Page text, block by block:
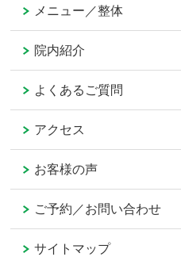
メニュー／整体
院内紹介
よくあるご質問
アクセス
お客様の声
ご予約／お問い合わせ
サイトマップ